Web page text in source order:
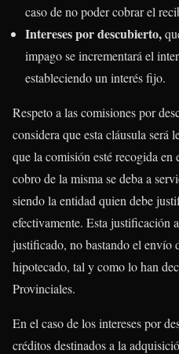
caso de no poder cobrar el
Intereses por descubierto,
impago se incrementará el
estableciendo un interés fijo.
Respeto a las comisiones por
considera que esta cláusula será
que la comisión esté recogida
cobro de la misma se deba a
siendo la entidad quien debe
efectivamente. Esta justificación
justificado, no bastando el envío
hipotecado, tal y como lo han
Provinciales.
En el caso de los intereses por
créditos destinados a la